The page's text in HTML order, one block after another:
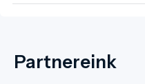
Partnereink